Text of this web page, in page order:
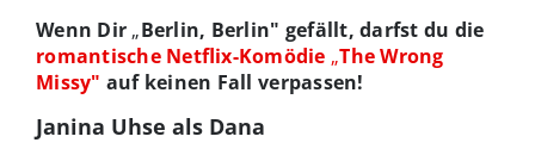
Wenn Dir „Berlin, Berlin" gefällt, darfst du die
romantische Netflix-Komödie „The Wrong
Missy" auf keinen Fall verpassen!
Janina Uhse als Dana